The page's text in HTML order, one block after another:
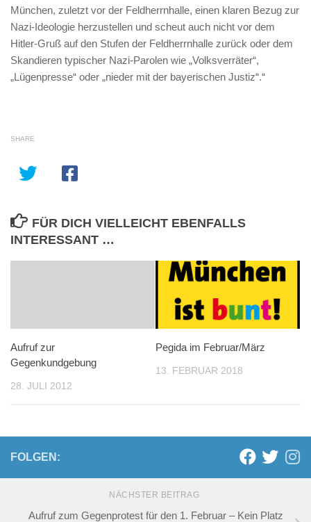
München, zuletzt vor der Feldherrnhalle, einen klaren Bezug zur
Nazi-Ideologie herzustellen und scheut auch nicht vor dem
Hitler-Gruß auf den Stufen der Feldherrnhalle zurück oder dem
Skandieren typischer Nazi-Parolen wie „Volksverräter“,
„Lügenpresse“ oder „nieder mit der bayerischen Justiz“.“
SHARE
FÜR DICH VIELLEICHT EBENFALLS
INTERESSANT …
Aufruf zur
Gegenkundgebung
28. JULI 2012
Pegida im Februar/März
13. FEBRUAR 2018
FOLGEN:
NÄCHSTER BEITRAG
Aufruf zum Gegenprotest für den 1. Februar – Kein Platz